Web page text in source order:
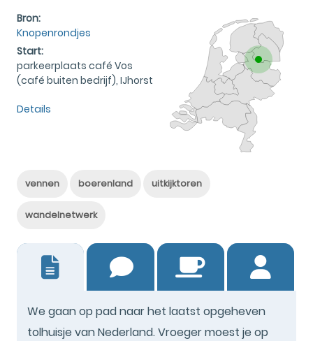
Bron:
Knopenrondjes
Start:
parkeerplaats café Vos
(café buiten bedrijf), IJhorst
Details
vennen boerenland uitkijktoren
wandelnetwerk
We gaan op pad naar het laatst opgeheven
tolhuisje van Nederland. Vroeger moest je op